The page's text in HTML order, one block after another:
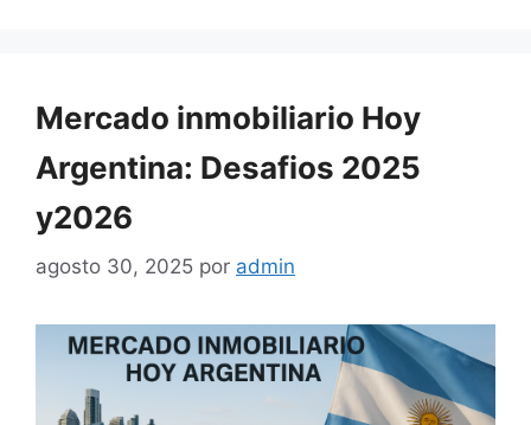
Mercado inmobiliario Hoy
Argentina: Desafios 2025
y2026
agosto 30, 2025 por admin